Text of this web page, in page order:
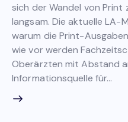
sich der Wandel von Print
langsam. Die aktuelle LA-
warum die Print-
wie vor werden
Oberärzten mit Abstand
Informationsquelle für…